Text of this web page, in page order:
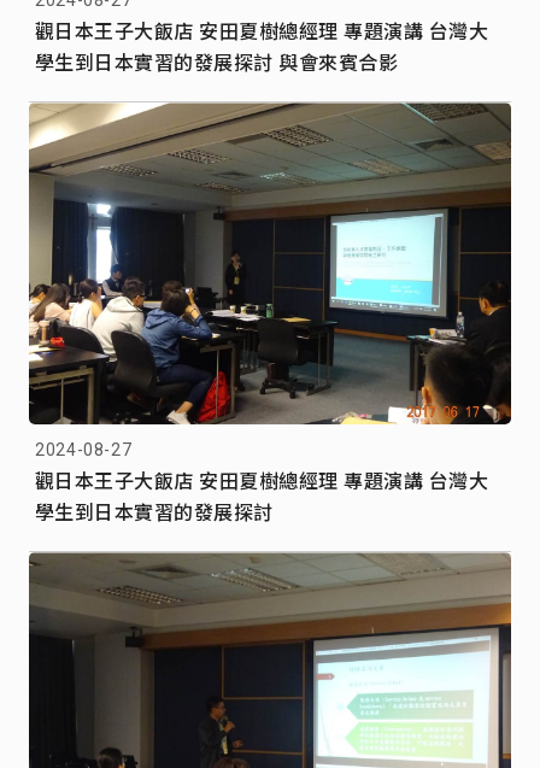
觀日本王子大飯店 安田夏樹總經理 專題演講 台灣大
學生到日本實習的發展探討 與會來賓合影
2024-08-27
觀日本王子大飯店 安田夏樹總經理 專題演講 台灣大
學生到日本實習的發展探討